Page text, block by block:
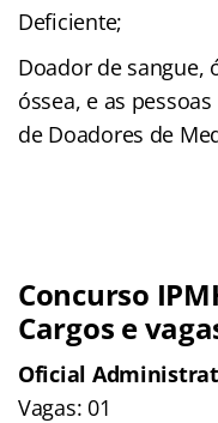
Deficiente;
Doador de sangue,
óssea, e as
de Doadores de
Concurso
Cargos e
Oficial
Vagas: 01